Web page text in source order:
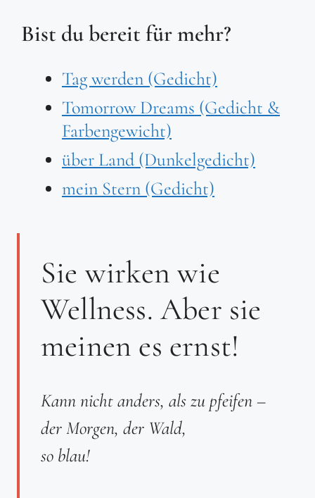
Bist du bereit für mehr?
Tag werden (Gedicht)
Tomorrow Dreams (Gedicht &
Farbengewicht)
über Land (Dunkelgedicht)
mein Stern (Gedicht)
Sie wirken wie
Wellness. Aber sie
meinen es ernst!
Kann nicht anders, als zu pfeifen –
der Morgen, der Wald,
so blau!